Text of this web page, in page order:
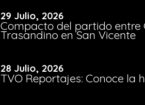
29 Julio, 2026
Compacto del partido entre
Trasandino en San Vicente
28 Julio, 2026
TVO Reportajes: Conoce la